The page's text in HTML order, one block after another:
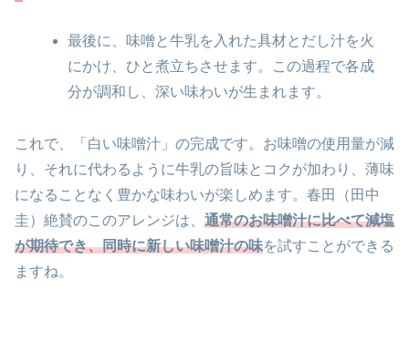
最後に、味噌と牛乳を入れた具材とだし汁を火
にかけ、ひと煮立ちさせます。この過程で各成
分が調和し、深い味わいが生まれます。
これで、「白い味噌汁」の完成です。お味噌の使用量が減
り、それに代わるように牛乳の旨味とコクが加わり、薄味
になることなく豊かな味わいが楽しめます。春田（田中
圭）絶賛のこのアレンジは、 通常のお味噌汁に比べて減塩
が期待でき、同時に新しい味噌汁の味を試すことができる
ますね。